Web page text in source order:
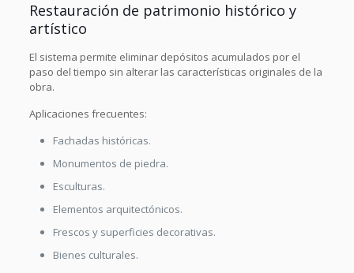
Restauración de patrimonio histórico y
artístico
El sistema permite eliminar depósitos acumulados por el
paso del tiempo sin alterar las características originales de la
obra.
Aplicaciones frecuentes:
Fachadas históricas.
Monumentos de piedra.
Esculturas.
Elementos arquitectónicos.
Frescos y superficies decorativas.
Bienes culturales.